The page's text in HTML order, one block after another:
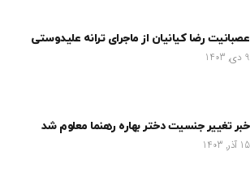
عصبانیت رضا کیانیان از ماجرای ترانه علیدوستی
9 دی, 1403
خبر تغییر جنسیت دختر بهاره رهنما معلوم شد
15 آذر, 1403